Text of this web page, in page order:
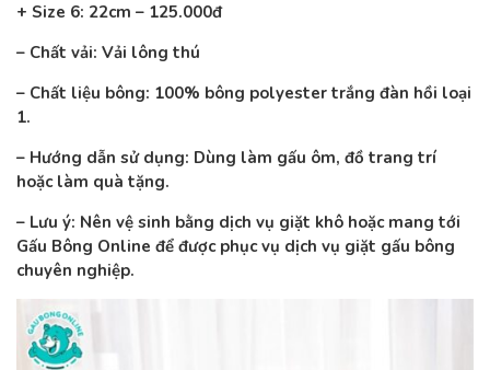
+ Size 6: 22cm – 125.000đ
– Chất vải: Vải lông thú
– Chất liệu bông: 100% bông polyester trắng đàn hồi loại
1.
– Hướng dẫn sử dụng: Dùng làm gấu ôm, đồ trang trí
hoặc làm quà tặng.
– Lưu ý: Nên vệ sinh bằng dịch vụ giặt khô hoặc mang tới
Gấu Bông Online để được phục vụ dịch vụ giặt gấu bông
chuyên nghiệp.